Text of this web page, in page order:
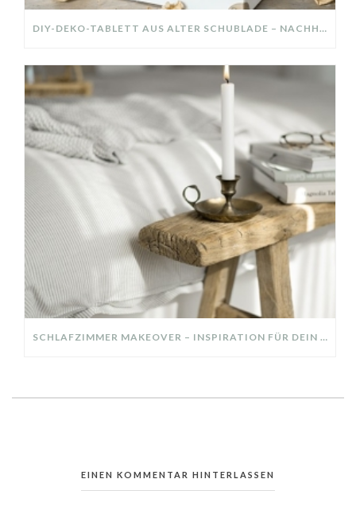
DIY-DEKO-TABLETT AUS ALTER SCHUBLADE – NACHHALTIGE HERBSTDEKO SELBER MACHEN!
SCHLAFZIMMER MAKEOVER – INSPIRATION FÜR DEIN SCHLAFZIMMER: AUS ALT MACH NEU – HELL, GEMÜTLICH UND EINLADEND
EINEN KOMMENTAR HINTERLASSEN